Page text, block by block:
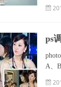
ps
A、